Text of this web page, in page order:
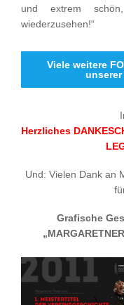
und extrem
wiederzusehen!“
Viele weitere
Herzliches
Und: Vielen Dank an
Grafische